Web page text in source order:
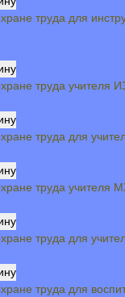
труда для
труда учителя
труда для
труда учителя
труда для
труда для